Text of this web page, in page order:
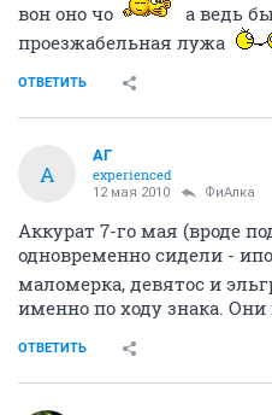
вон оно чо
а ведь
проезжабельная лужа
ОТВЕТИТЬ
А
АГ
experienced
12 мая 2010 ФиАлка
Аккурат 7-го мая (вроде
одновременно сидели -
маломерка, девятос и
именно по ходу знака. Они
ОТВЕТИТЬ